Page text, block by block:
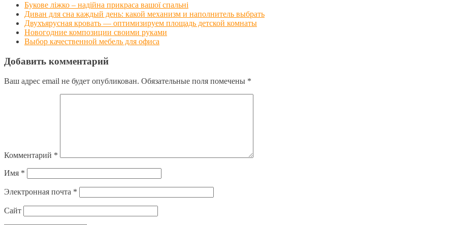
Букове ліжко – надійна прикраса вашої спальні
Диван для сна каждый день: какой механизм и наполнитель выбрать
Двухъярусная кровать — оптимизируем площадь детской комнаты
Новогодние композиции своими руками
Выбор качественной мебель для офиса
Добавить комментарий
Ваш адрес email не будет опубликован. Обязательные поля помечены *
Комментарий *
Имя *
Электронная почта *
Сайт